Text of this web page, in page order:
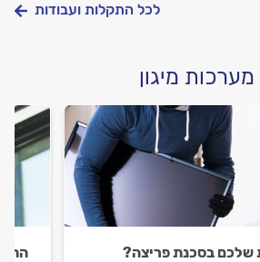
לכל התקלות ועבודות
מיגון
שלכם בסכנת פריצה?